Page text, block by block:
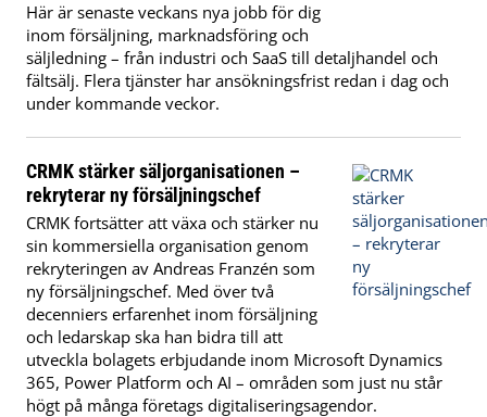
Här är senaste veckans nya jobb för dig
inom försäljning, marknadsföring och
säljledning – från industri och SaaS till detaljhandel och
fältsälj. Flera tjänster har ansökningsfrist redan i dag och
under kommande veckor.
CRMK stärker säljorganisationen –
rekryterar ny försäljningschef
CRMK fortsätter att växa och stärker nu
sin kommersiella organisation genom
rekryteringen av Andreas Franzén som
ny försäljningschef. Med över två
decenniers erfarenhet inom försäljning
och ledarskap ska han bidra till att
utveckla bolagets erbjudande inom Microsoft Dynamics
365, Power Platform och AI – områden som just nu står
högt på många företags digitaliseringsagendor.